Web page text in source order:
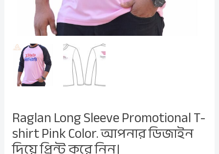
Raglan Long Sleeve Promotional T-
shirt Pink Color. আপনার ডিজাইন
quantity